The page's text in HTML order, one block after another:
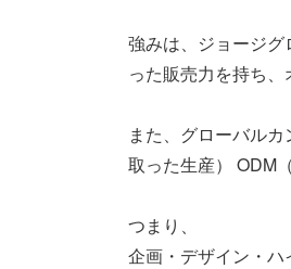
強みは、ジョージ
った販売力を持ち
また、グローバル
取った生産） ODM
つまり、
企画・デザイン・